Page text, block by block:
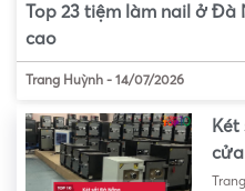
Top 23 tiệm làm nail ở Đà
cao
Trang Huỳnh - 14/07/2026
cửa